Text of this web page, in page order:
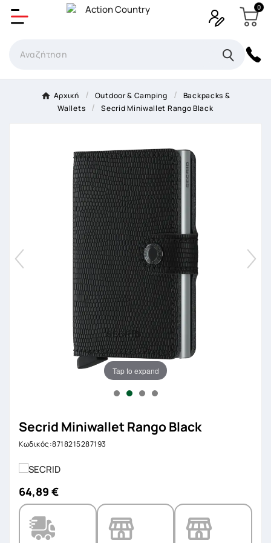
0
Αρχική Outdoor & Camping
Backpacks &
Wallets
Secrid Miniwallet Rango Black
Tap to expand
Secrid Miniwallet Rango Black
Κωδικός:8718215287193
64,89 €
Δημιουργία λίστα επιθυμητών
×
Όνομα Λίστα επιθυμιτών
Ακύρωση Δημιουργία λίστα επιθυμητών